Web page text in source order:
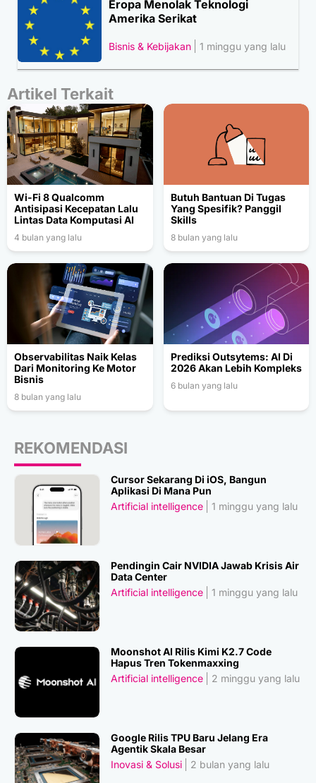
Eropa Menolak Teknologi
Amerika Serikat
Bisnis & Kebijakan 1 minggu yang lalu
Artikel Terkait
Wi-Fi 8 Qualcomm
Antisipasi Kecepatan Lalu
Lintas Data Komputasi AI
4 bulan yang lalu
Butuh Bantuan Di Tugas
Yang Spesifik? Panggil
Skills
8 bulan yang lalu
Observabilitas Naik Kelas
Dari Monitoring Ke Motor
Bisnis
8 bulan yang lalu
Prediksi Outsytems: AI Di
2026 Akan Lebih Kompleks
6 bulan yang lalu
REKOMENDASI
Cursor Sekarang Di iOS, Bangun
Aplikasi Di Mana Pun
Artificial intelligence
1 minggu yang lalu
Pendingin Cair NVIDIA Jawab Krisis Air
Data Center
Artificial intelligence
1 minggu yang lalu
Moonshot AI Rilis Kimi K2.7 Code
Hapus Tren Tokenmaxxing
Artificial intelligence
2 minggu yang lalu
Google Rilis TPU Baru Jelang Era
Agentik Skala Besar
Inovasi & Solusi
2 bulan yang lalu